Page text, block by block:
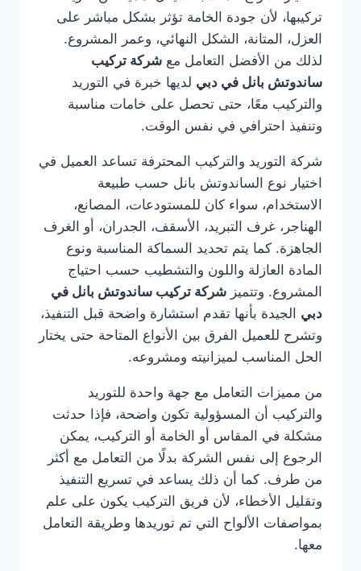
تركيبها، لأن جودة الخامة تؤثر بشكل مباشر على
العزل، المتانة، الشكل النهائي، وعمر المشروع.
لذلك من الأفضل التعامل مع شركة تركيب
ساندوتش بانل في دبي لديها خبرة في التوريد
والتركيب معًا، حتى تحصل على خامات مناسبة
وتنفيذ احترافي في نفس الوقت.
شركة التوريد والتركيب المحترفة تساعد العميل في
اختيار نوع الساندوتش بانل حسب طبيعة
الاستخدام، سواء كان للمستودعات، المصانع،
الهناجر، غرف التبريد، الأسقف، الجدران، أو الغرف
الجاهزة. كما يتم تحديد السماكة المناسبة ونوع
المادة العازلة واللون والتشطيب حسب احتياج
المشروع. وتتميز شركة تركيب ساندوتش بانل في
دبي الجيدة بأنها تقدم استشارة واضحة قبل التنفيذ،
وتشرح للعميل الفرق بين الأنواع المتاحة حتى يختار
الحل المناسب لميزانيته ومشروعه.
من مميزات التعامل مع جهة واحدة للتوريد
والتركيب أن المسؤولية تكون واضحة، فإذا حدثت
مشكلة في المقاس أو الخامة أو التركيب، يمكن
الرجوع إلى نفس الشركة بدلًا من التعامل مع أكثر
من طرف. كما أن ذلك يساعد في تسريع التنفيذ
وتقليل الأخطاء، لأن فريق التركيب يكون على علم
بمواصفات الألواح التي تم توريدها وطريقة التعامل
معها.